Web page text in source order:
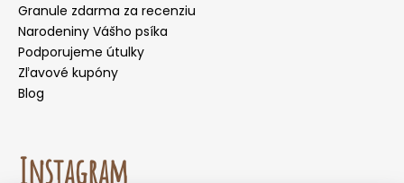
Granule zdarma za recenziu
Narodeniny Vášho psíka
Podporujeme útulky
Zľavové kupóny
Blog
Instagram